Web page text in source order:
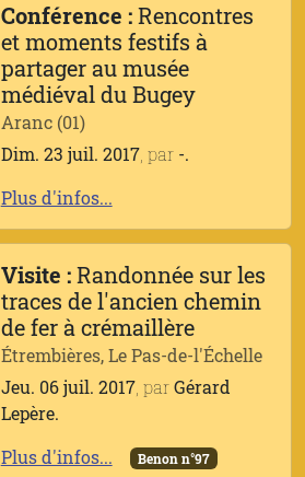
Conférence :Rencontres
et moments festifs à
partager au musée
médiéval du Bugey
Aranc (01)
Dim. 23 juil. 2017, par -.
Plus d'infos...
Visite :Randonnée sur les
traces de l'ancien chemin
de fer à crémaillère
Étrembières, Le Pas-de-l'Échelle
Jeu. 06 juil. 2017, parGérard
Lepère.
Plus d'infos...
Benon n°97